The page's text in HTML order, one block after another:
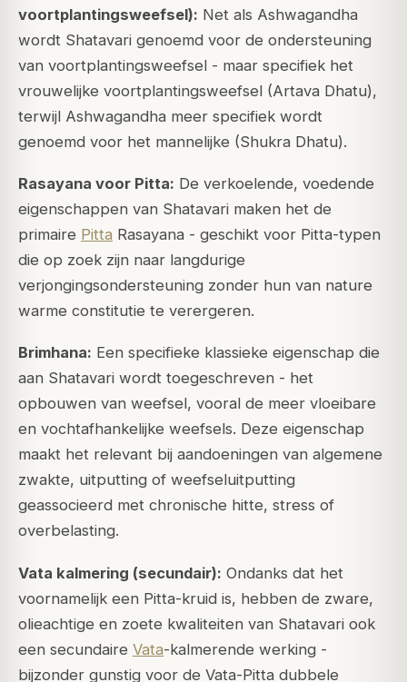
voortplantingsweefsel): Net als Ashwagandha
wordt Shatavari genoemd voor de ondersteuning
van voortplantingsweefsel - maar specifiek het
vrouwelijke voortplantingsweefsel (Artava Dhatu),
terwijl Ashwagandha meer specifiek wordt
genoemd voor het mannelijke (Shukra Dhatu).
Rasayana voor Pitta: De verkoelende, voedende
eigenschappen van Shatavari maken het de
primaire Pitta Rasayana - geschikt voor Pitta-typen
die op zoek zijn naar langdurige
verjongingsondersteuning zonder hun van nature
warme constitutie te verergeren.
Brimhana: Een specifieke klassieke eigenschap die
aan Shatavari wordt toegeschreven - het
opbouwen van weefsel, vooral de meer vloeibare
en vochtafhankelijke weefsels. Deze eigenschap
maakt het relevant bij aandoeningen van algemene
zwakte, uitputting of weefseluitputting
geassocieerd met chronische hitte, stress of
overbelasting.
Vata kalmering (secundair): Ondanks dat het
voornamelijk een Pitta-kruid is, hebben de zware,
olieachtige en zoete kwaliteiten van Shatavari ook
een secundaire Vata-kalmerende werking -
bijzonder gunstig voor de Vata-Pitta dubbele